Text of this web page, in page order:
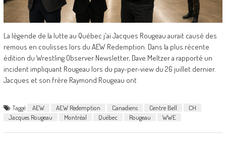
La légende de la lutte au Québec j'ai Jacques Rougeau aurait causé des
remous en coulisses lors du AEW Redemption. Dans la plus récente
édition du Wrestling Observer Newsletter, Dave Meltzer a rapporté un
incident impliquant Rougeau lors du pay-per-view du 26 juillet dernier.
Jacques et son frère Raymond Rougeau ont
Taggé AEW AEW Redemption Canadiens Centre Bell
CH
Jacques Rougeau
Montréal Québec Rougeau WWE